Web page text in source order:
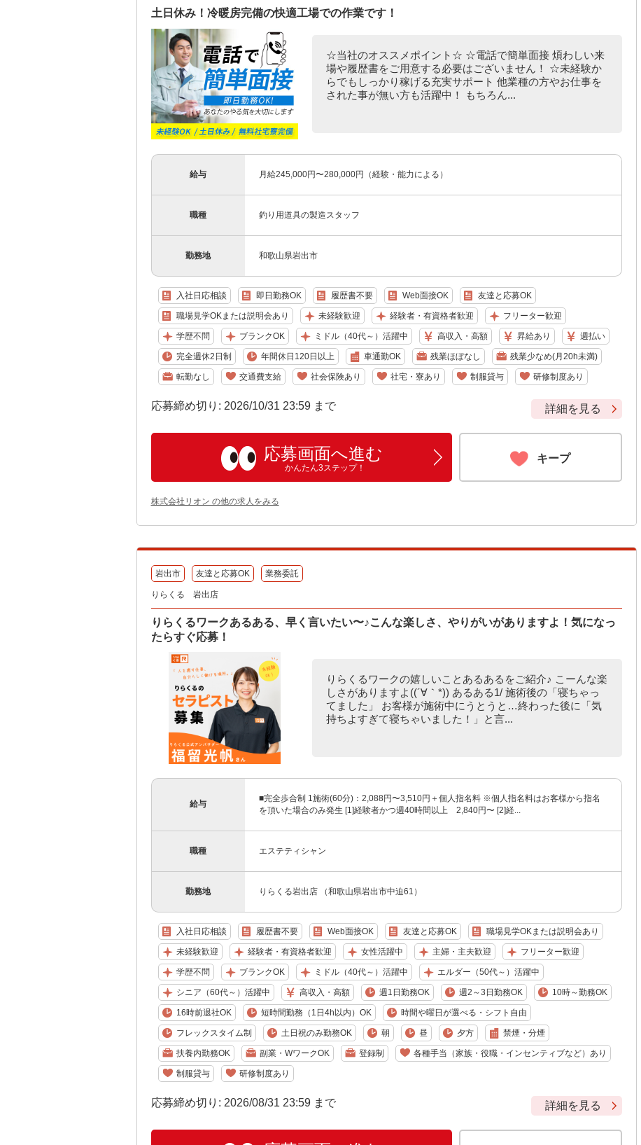
土日休み！冷暖房完備の快適工場での作業です！
☆当社のオススメポイント☆ ☆電話で簡単面接 煩わしい来
場や履歴書をご用意する必要はございません！ ☆未経験か
らでもしっかり稼げる充実サポート 他業種の方やお仕事を
された事が無い方も活躍中！ もちろん...
給与 月給245,000円〜280,000円（経験・能力による）
職種 釣り用道具の製造スタッフ
勤務地 和歌山県岩出市
入社日応相談 即日勤務OK 履歴書不要 Web面接OK 友達と応募OK
職場見学OKまたは説明会あり 未経験歓迎 経験者・有資格者歓迎 フリーター歓迎
学歴不問 ブランクOK ミドル（40代～）活躍中 高収入・高額 昇給あり 週払い
完全週休2日制 年間休日120日以上 車通勤OK 残業ほぼなし 残業少なめ(月20h未満)
転勤なし 交通費支給 社会保険あり 社宅・寮あり 制服貸与 研修制度あり
応募締め切り: 2026/10/31 23:59 まで 詳細を見る
応募画面へ進む
かんたん3ステップ！
キープ
株式会社リオン の他の求人をみる
岩出市 友達と応募OK 業務委託
りらくる 岩出店
りらくるワークあるある、早く言いたい〜♪こんな楽しさ、やりがいがありますよ！気になっ
たらすぐ応募！
りらくるワークの嬉しいことあるあるをご紹介♪ こーんな楽
しさがありますよ((´∀｀*)) あるある1/ 施術後の「寝ちゃっ
てました」 お客様が施術中にうとうと…終わった後に「気
持ちよすぎて寝ちゃいました！」と言...
給与
■完全歩合制 1施術(60分)：2,088円〜3,510円＋個人指名料 ※個人指名料はお客様から指名
を頂いた場合のみ発生 [1]経験者かつ週40時間以上 2,840円〜 [2]経...
職種 エステティシャン
勤務地 りらくる岩出店 （和歌山県岩出市中迫61）
入社日応相談 履歴書不要 Web面接OK 友達と応募OK 職場見学OKまたは説明会あり
未経験歓迎 経験者・有資格者歓迎 女性活躍中 主婦・主夫歓迎 フリーター歓迎
学歴不問 ブランクOK ミドル（40代～）活躍中 エルダー（50代～）活躍中
シニア（60代～）活躍中 高収入・高額 週1日勤務OK 週2～3日勤務OK 10時～勤務OK
16時前退社OK 短時間勤務（1日4h以内）OK 時間や曜日が選べる・シフト自由
フレックスタイム制 土日祝のみ勤務OK 朝 昼 夕方 禁煙・分煙
扶養内勤務OK 副業・WワークOK 登録制 各種手当（家族・役職・インセンティブなど）あり
制服貸与 研修制度あり
応募締め切り: 2026/08/31 23:59 まで 詳細を見る